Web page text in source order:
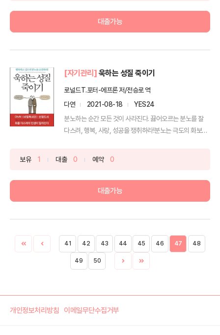
대출가능
[자기관리] 욱하는 성질 죽이기
로널드T.포터-에프론 저/전승로 역
다연
2021-08-18
YES24
분노하는 순간 모든 것이 사라진다. 끓어오르는 분노를 잘
다스려, 행복, 사랑, 성공을 쟁취하라!분노는 극도의 화보
보유 1 대출 0 예약 0
대출가능
41 42 43 44 45 46 47 48
49 50
개인정보처리방침 이메일무단수집거부